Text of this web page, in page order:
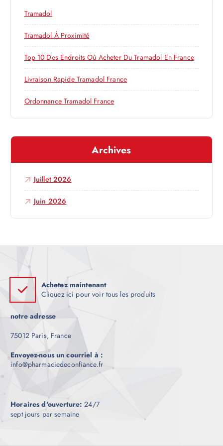
r
t
i
e
r
:
Tramadol
Tramadol À Proximité
Top 10 Des Endroits Où Acheter Du Tramadol En France
Livraison Rapide Tramadol France
Ordonnance Tramadol France
Archives
Juillet 2026
Juin 2026
Achetez maintenant
Cliquez ici pour voir tous les produits
notre adresse
75012 Paris, France
Envoyez-nous un courriel à :
info@pharmaciedeconfiance.fr
Horaires d'ouverture: 24/7
sept jours par semaine